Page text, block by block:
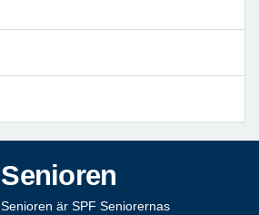
Senioren
Senioren är SPF Seniorernas